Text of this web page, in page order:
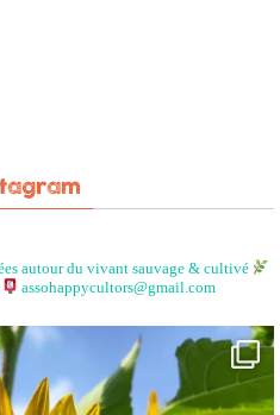
autour du vivant sauvage & cultivé
assohappycultors@gmail.com